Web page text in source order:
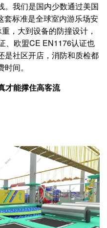
。我们是国内少数通过美国
套标准是全球室内游乐场安
，大到设备的防撞设计，
、欧盟CE EN1176认证也
是社区开店，消防和质检都
间。
才能撑住高客流